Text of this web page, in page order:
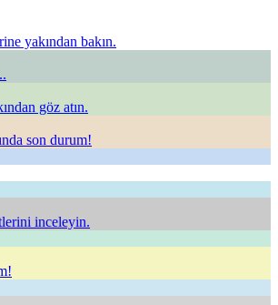
yakından bakın.
göz atın.
son durum!
inceleyin.